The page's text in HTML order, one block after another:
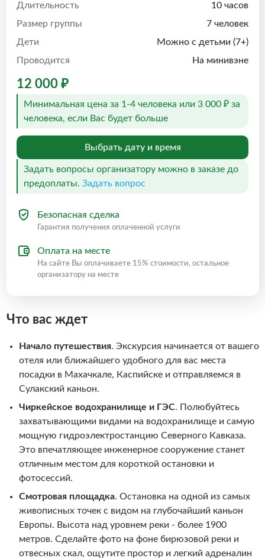
Длительность
10 часов
Размер группы
7 человек
Дети
Можно с детьми (7+)
Проводится
На минивэне
12 000 ₽
Минимальная цена за 1-4 человека или 3 000 ₽ за
человека, если Вас будет больше
Выбрать дату и время
Задать вопросы организатору можно в заказе до
предоплаты. Задать вопрос
Безопасная сделка
Гарантия получения оплаченной услуги
Оплата на месте
На сайте Вы оплачиваете 15% стоимости, остальное
организатору на месте
Что вас ждет
Начало путешествия. Экскурсия начинается от вашего
отеля или ближайшего удобного для вас места
посадки в Махачкале, Каспийске и отправляемся в
Сулакский каньон.
Чиркейское водохранилище и ГЭС. Полюбуйтесь
захватывающими видами на водохранилище и самую
мощную гидроэлектростанцию Северного Кавказа.
Это впечатляющее инженерное сооружение станет
отличным местом для короткой остановки и
фотосессий.
Смотровая площадка. Остановка на одной из самых
живописных точек с видом на глубочайший каньон
Европы. Высота над уровнем реки - более 1900
метров. Сделайте фото на фоне бирюзовой реки и
отвесных скал, ощутите простор и легкий адреналин